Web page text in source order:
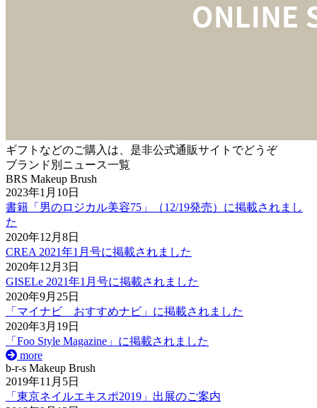
ギフトなどのご購入は、是非公式通販サイトでどうぞ
ブランド別ニュース一覧
BRS Makeup Brush
2023年1月10日
書籍「男のロジカル美容75」（12/19発売）に掲載されまし
た
2020年12月8日
CREA 2021年1月号に掲載されました
2020年12月3日
GISELe 2021年1月号に掲載されました
2020年9月25日
「マイナビ おすすめナビ」に掲載されました
2020年3月19日
「Foo Style Magazine」に掲載されました
more
b-r-s Makeup Brush
2019年11月5日
「東京ネイルエキスポ2019」出展のご案内